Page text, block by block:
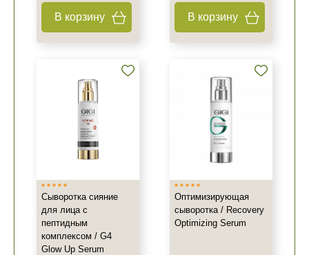
В корзину В корзину
Сыворотка сияние
для лица с
пептидным
комплексом / G4
Glow Up Serum
Оптимизирующая
сыворотка / Recovery
Optimizing Serum